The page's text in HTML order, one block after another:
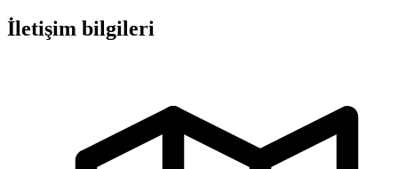
İletişim bilgileri